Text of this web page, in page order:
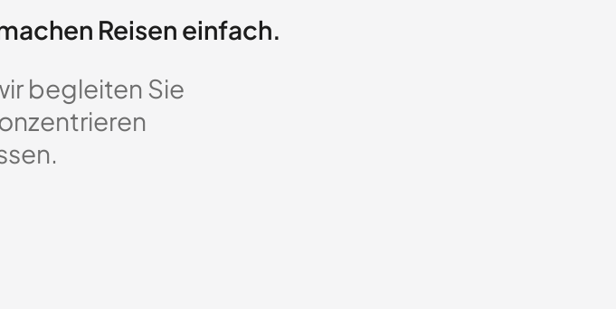
Reisen einfach.
begleiten Sie